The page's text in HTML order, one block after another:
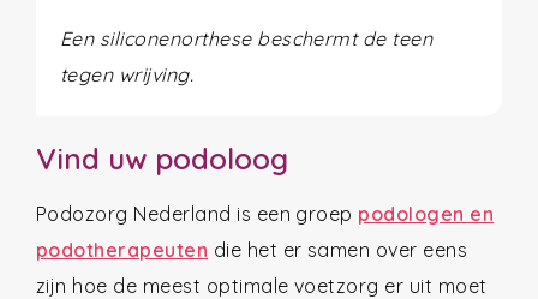
Een siliconenorthese beschermt de teen
tegen wrijving.
Vind uw podoloog
Podozorg Nederland is een groep podologen en
podotherapeuten die het er samen over eens
zijn hoe de meest optimale voetzorg er uit moet